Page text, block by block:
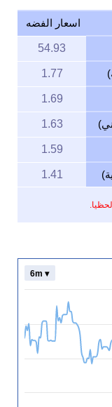
اسعار الفضه
54.93
1.77
1.69
1.63
1.59
1.41
6m ▾